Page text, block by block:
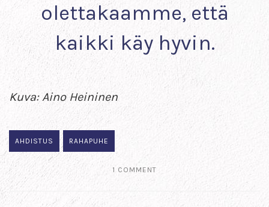
olettakaamme, että
kaikki käy hyvin.
Kuva: Aino Heininen
AHDISTUS RAHAPUHE
1 COMMENT